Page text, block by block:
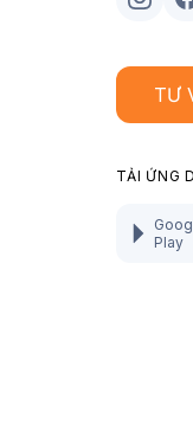
TƯ
TẢI ỨNG
Play